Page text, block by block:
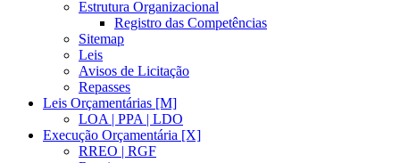
Estrutura Organizacional
Registro das Competências
Sitemap
Leis
Avisos de Licitação
Repasses
Leis Orçamentárias [M]
LOA | PPA | LDO
Execução Orçamentária [X]
RREO | RGF